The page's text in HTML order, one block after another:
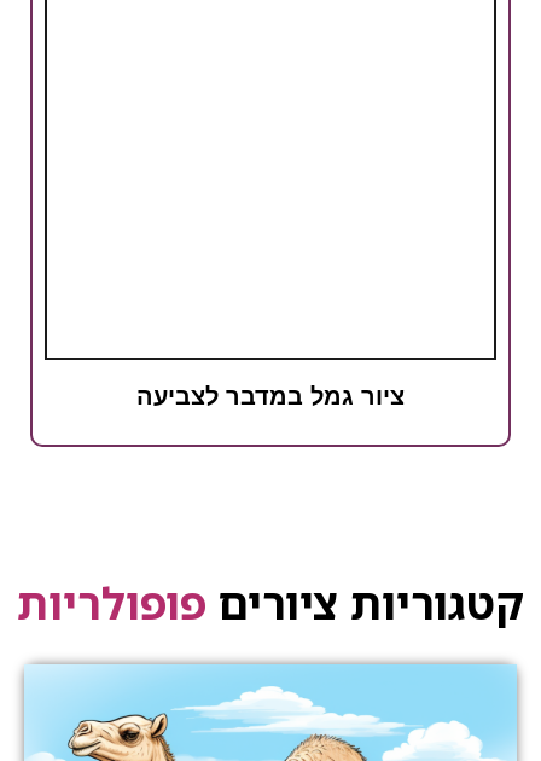
ציור גמל במדבר לצביעה
קטגוריות ציורים פופולריות